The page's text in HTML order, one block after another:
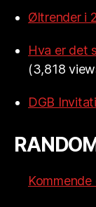
Øltrender i
Hva er det
(3,818
DGB